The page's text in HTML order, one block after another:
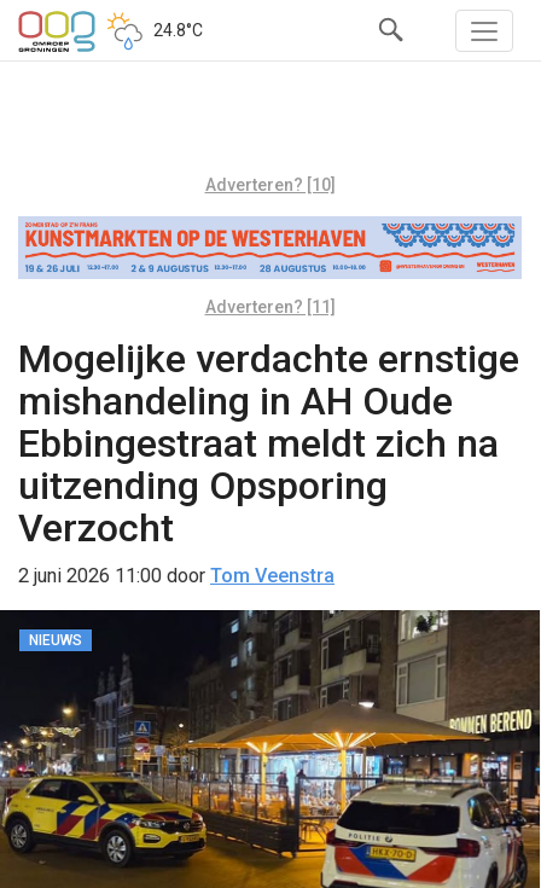
24.8°C
Adverteren? [10]
Adverteren? [11]
Mogelijke verdachte ernstige
mishandeling in AH Oude
Ebbingestraat meldt zich na
uitzending Opsporing
Verzocht
2 juni 2026 11:00 door Tom Veenstra
NIEUWS